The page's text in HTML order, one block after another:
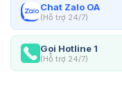
Chat Zalo OA
(Hỗ trợ 24/7)
Gọi Hotline 1
(Hỗ trợ 24/7)